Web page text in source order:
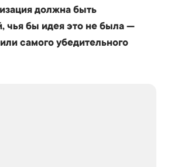
должна быть
чья бы идея это не была —
самого убедительного